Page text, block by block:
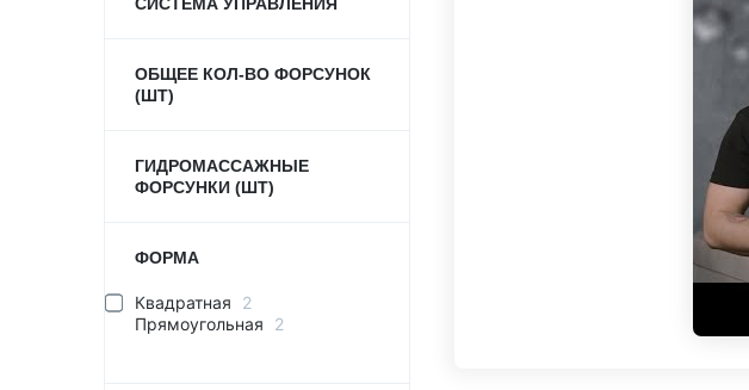
ОБЩЕЕ КОЛ-ВО ФОРСУНОК
(ШТ)
ГИДРОМАССАЖНЫЕ
ФОРСУНКИ (ШТ)
ФОРМА
Квадратная
2
Прямоугольная
2